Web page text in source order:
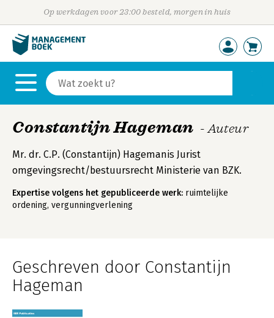
Op werkdagen voor 23:00 besteld, morgen in huis
Constantijn Hageman - Auteur
Mr. dr. C.P. (Constantijn) Hagemanis Jurist
omgevingsrecht/bestuursrecht Ministerie van BZK.
Expertise volgens het gepubliceerde werk: ruimtelijke
ordening, vergunningverlening
Geschreven door Constantijn
Hageman